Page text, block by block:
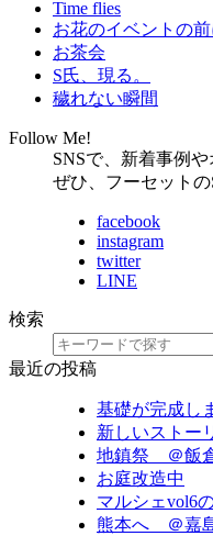
Time flies
お花のイベントの前
お茶会
S氏、現る。
穢れない瞬間
Follow Me!
SNSで、新着事例
ぜひ、フーセットの
facebook
instagram
twitter
LINE
検索
最近の投稿
基礎が完成
新しいストー
地鎮祭 ＠飯
お庭改造中
マルシェvol6
熊本へ ＠嘉